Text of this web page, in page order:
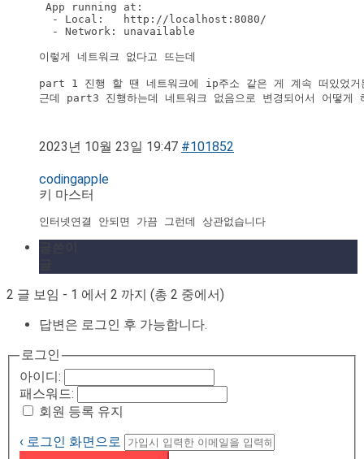
App running at:
  - Local:   http://localhost:8080/
  - Network: unavailable
이렇게 네트워크 없다고 뜨는데
part 1 진행 할 땐 네트워크에 ip주소 같은 게 계속 떠있었거
근데 part3 진행하는데 네트워크 없음으로 변경되어서 어떻게
2023년 10월 23일 19:47 #101852
codingapple
키 마스터
인터넷연결 안되면 가끔 그런데 상관없습니다
2 글 보임 - 1 에서 2 까지 (총 2 중에서)
답변은 로그인 후 가능합니다.
로그인
아이디:
패스워드:
회원 등록 유지
‹ 로그인 화면으로